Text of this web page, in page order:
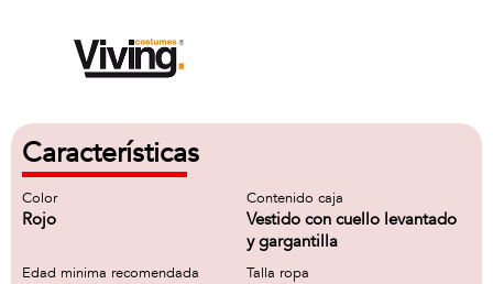
Características
Color
Rojo
Contenido caja
Vestido con cuello levantado
y gargantilla
Edad minima recomendada Talla ropa